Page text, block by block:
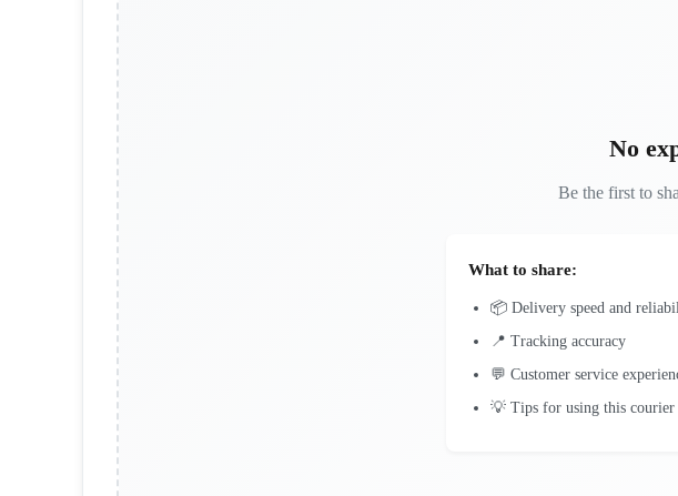
No
Be the first to
What to share:
📦 Delivery speed and
📍 Tracking accuracy
💬 Customer service
💡 Tips for using this courier